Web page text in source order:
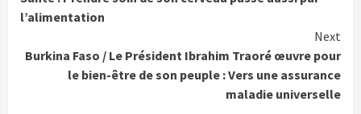
Reading
l’alimentation
Next
Burkina Faso / Le Président Ibrahim Traoré œuvre pour
le bien-être de son peuple : Vers une assurance
maladie universelle